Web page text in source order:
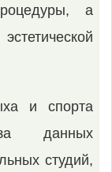
а
и спорта
данных
студий,